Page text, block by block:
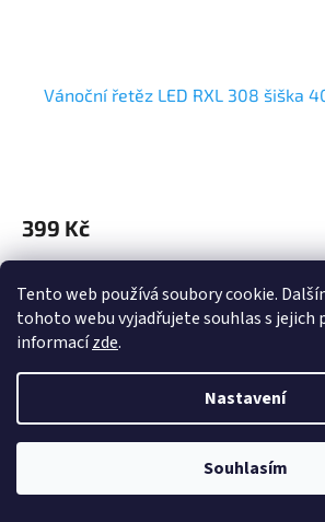
Tento web používá soubory cookie.
tohoto webu vyjadřujete souhlas s jejich
informacízde.
Nastavení
Souhlasím
Vánoční řetěz LED RXL 308 šiška
399 Kč